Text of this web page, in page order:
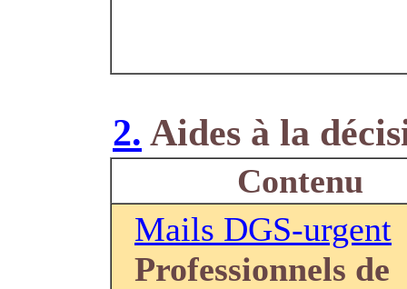
2. Aides à la
Contenu
Mails DGS-urgent
Professionnels de